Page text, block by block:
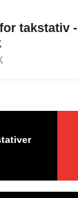
takstativ -